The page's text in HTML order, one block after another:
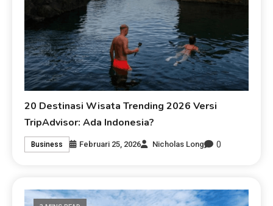
20 Destinasi Wisata Trending 2026 Versi
TripAdvisor: Ada Indonesia?
Business Februari 25, 2026 Nicholas Long 0